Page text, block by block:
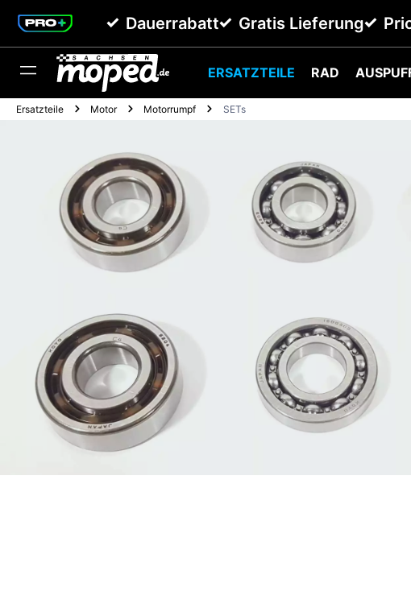
Zur Hauptnavigation springen
Dauerrabatt Gratis Lieferung
ERSATZTEILE RAD
Ersatzteile Motor Motorrumpf SETs